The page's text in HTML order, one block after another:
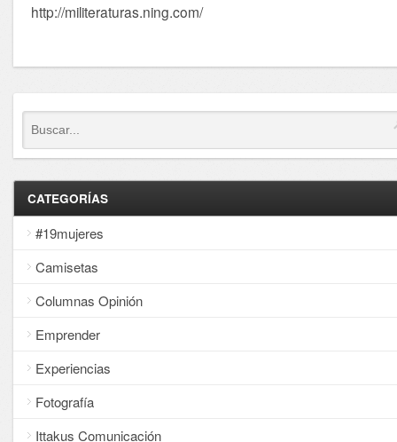
http://militeraturas.ning.com/
CATEGORÍAS
#19mujeres
Camisetas
Columnas Opinión
Emprender
Experiencias
Fotografía
Ittakus Comunicación